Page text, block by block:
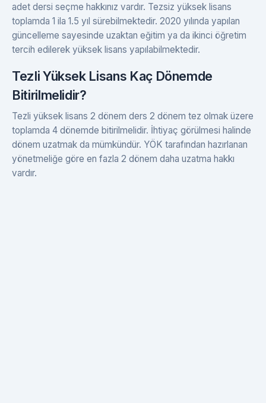
adet dersi seçme hakkınız vardır. Tezsiz yüksek lisans
toplamda 1 ila 1.5 yıl sürebilmektedir. 2020 yılında yapılan
güncelleme sayesinde uzaktan eğitim ya da ikinci öğretim
tercih edilerek yüksek lisans yapılabilmektedir.
Tezli Yüksek Lisans Kaç Dönemde
Bitirilmelidir?
Tezli yüksek lisans 2 dönem ders 2 dönem tez olmak üzere
toplamda 4 dönemde bitirilmelidir. İhtiyaç görülmesi halinde
dönem uzatmak da mümkündür. YÖK tarafından hazırlanan
yönetmeliğe göre en fazla 2 dönem daha uzatma hakkı
vardır.